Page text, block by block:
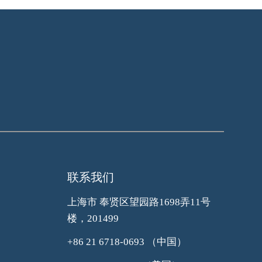
联系我们
上海市 奉贤区望园路1698弄11号
楼，201499
+86 21 6718-0693 （中国）